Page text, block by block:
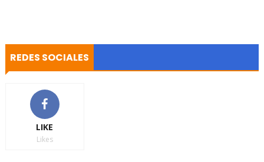
REDES SOCIALES
LIKE
Likes